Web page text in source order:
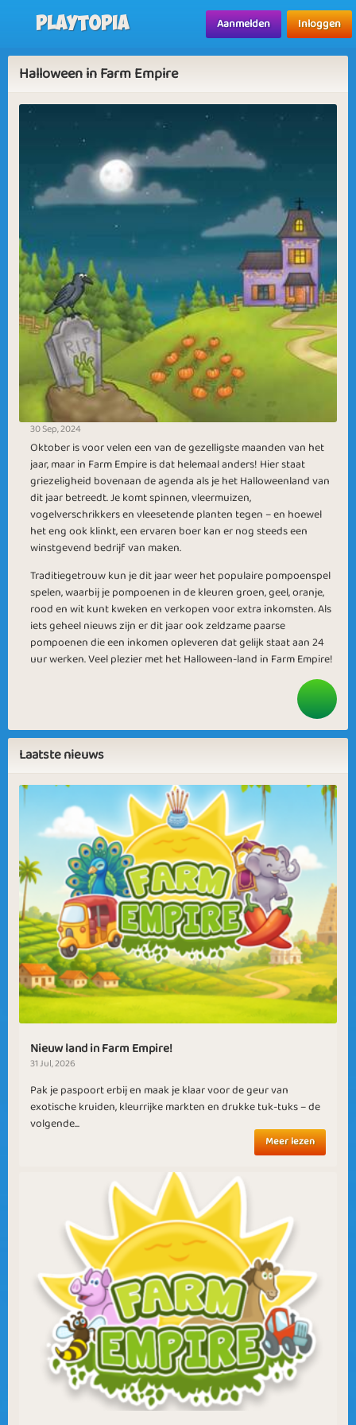
Playtopia Aanmelden Inloggen
Halloween in Farm Empire
30 Sep, 2024
Oktober is voor velen een van de gezelligste maanden van het
jaar, maar in Farm Empire is dat helemaal anders! Hier staat
griezeligheid bovenaan de agenda als je het Halloweenland van
dit jaar betreedt. Je komt spinnen, vleermuizen,
vogelverschrikkers en vleesetende planten tegen – en hoewel
het eng ook klinkt, een ervaren boer kan er nog steeds een
winstgevend bedrijf van maken.
Traditiegetrouw kun je dit jaar weer het populaire pompoenspel
spelen, waarbij je pompoenen in de kleuren groen, geel, oranje,
rood en wit kunt kweken en verkopen voor extra inkomsten. Als
iets geheel nieuws zijn er dit jaar ook zeldzame paarse
pompoenen die een inkomen opleveren dat gelijk staat aan 24
uur werken. Veel plezier met het Halloween-land in Farm Empire!
Laatste nieuws
Nieuw land in Farm Empire!
31 Jul, 2026
Pak je paspoort erbij en maak je klaar voor de geur van
exotische kruiden, kleurrijke markten en drukke tuk-tuks – de
volgende...
Meer lezen